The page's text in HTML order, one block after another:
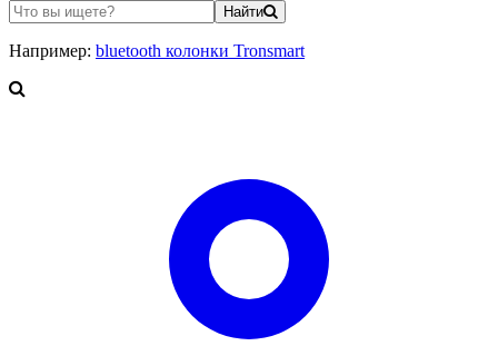
Найти
Например: bluetooth колонки Tronsmart